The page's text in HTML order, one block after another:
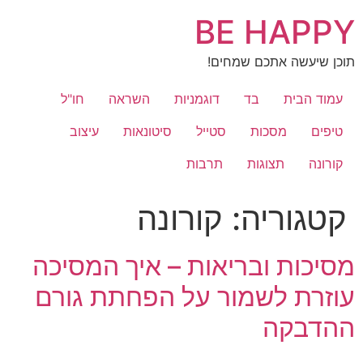
לתוכן
BE HAPPY
תוכן שיעשה אתכם שמחים!
עמוד הבית בד דוגמניות השראה
חו"ל
טיפים
מסכות סטייל סיטונאות
עיצוב
קורונה
תצוגות תרבות
קטגוריה: קורונה
מסיכות ובריאות – איך המסיכה
עוזרת לשמור על הפחתת גורם
ההדבקה